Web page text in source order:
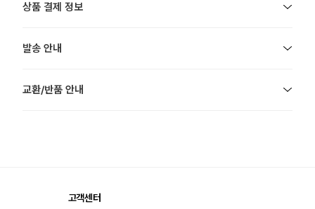
상품 결제 정보
발송 안내
교환/반품 안내
고객센터